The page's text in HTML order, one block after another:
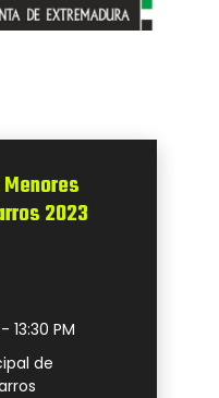
2023
13:30 PM
de